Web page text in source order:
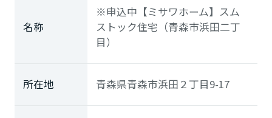
名称
※申込中【ミサワホーム】スム
ストック住宅（青森市浜田二丁
目）
所在地 青森県青森市浜田２丁目9-17